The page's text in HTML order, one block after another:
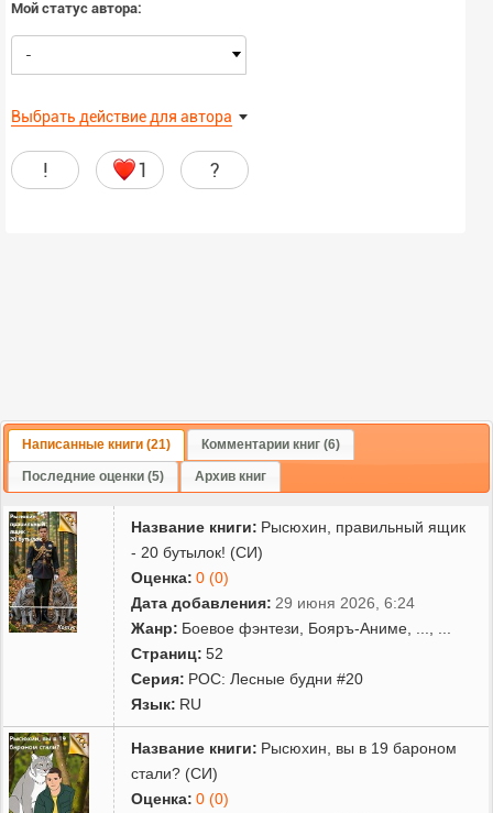
Мой статус автора:
-
Выбрать действие для автора
! 1 ?
Написанные книги (21) Комментарии книг (6)
Последние оценки (5) Архив книг
Название книги: Рысюхин, правильный ящик
- 20 бутылок! (СИ)
Оценка: 0 (0)
Дата добавления: 29 июня 2026, 6:24
Жанр: Боевое фэнтези Бояръ-Аниме
Страниц: 52
Серия: РОС: Лесные будни #20
Язык: RU
Название книги: Рысюхин, вы в 19 бароном
стали? (СИ)
Оценка: 0 (0)